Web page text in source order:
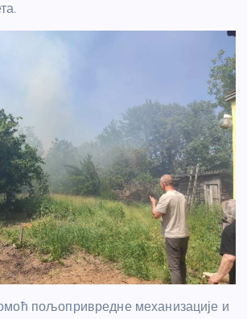
пољопривредне механизације и